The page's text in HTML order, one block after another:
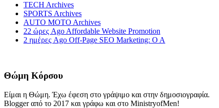
TECH Archives
SPORTS Archives
AUTO MOTO Archives
22 ώρες Ago Affordable Website Promotion
2 ημέρες Ago Off-Page SEO Marketing: Ο Α
Θώμη Κόρσου
Είμαι η Θώμη. Έχω έφεση στο γράψιμο και στην δημοσιογραφία.
Blogger από το 2017 και γράφω και στο MinistryofMen!